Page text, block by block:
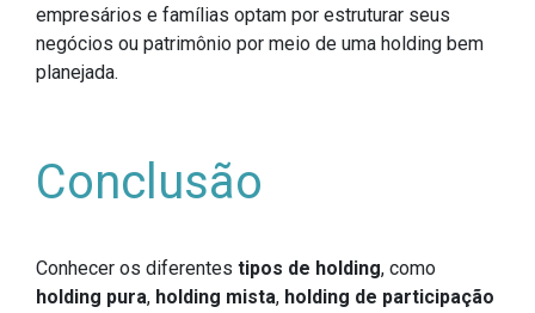
empresários e famílias optam por estruturar seus
negócios ou patrimônio por meio de uma holding bem
planejada.
Conclusão
Conhecer os diferentes tipos de holding, como
holding pura, holding mista, holding de participação